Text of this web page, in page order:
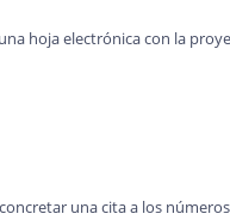
hoja electrónica con la
una cita a los